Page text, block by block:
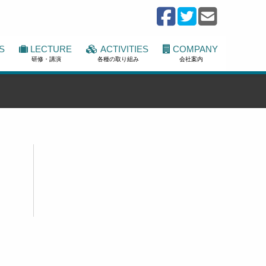
LECTURE
研修・講演
ACTIVITIES
各種の取り組み
COMPANY
会社案内